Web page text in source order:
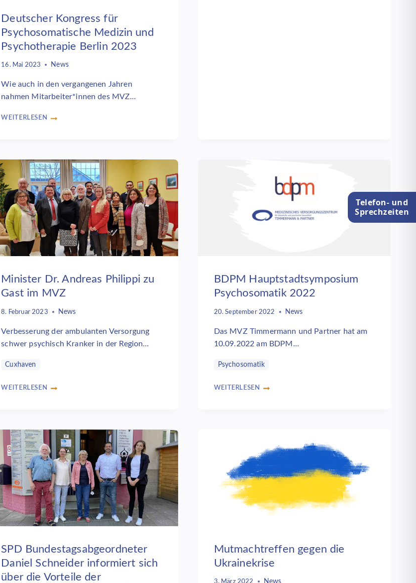
Deutscher Kongress für
Psychosomatische Medizin und
Psychotherapie Berlin 2023
16. Mai 2023 News
Wie auch in den vergangenen Jahren
nahmen Mitarbeiter*innen des MVZ…
WEITERLESEN
MEDIZIN
UND
PSYCHOTHERAPIE
BERLIN
2023
Minister Dr. Andreas Philippi zu
Gast im MVZ
8. Februar 2023 News
Verbesserung der ambulanten Versorgung
schwer psychisch Kranker in der Region…
Cuxhaven
WEITERLESEN
GAST
IM
MVZ
BDPM Hauptstadtsymposium
Psychosomatik 2022
20. September 2022 News
Das MVZ Timmermann und Partner hat am
10.09.2022 am BDPM…
Psychosomatik
WEITERLESEN
SPD Bundestagsabgeordneter
Daniel Schneider informiert sich
über die Vorteile der
Mutmachtreffen gegen die
Ukrainekrise
3. März 2022
Telefon- und
Sprechzeiten